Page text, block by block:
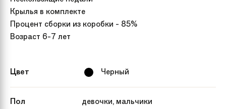
Крылья в комплекте
Процент сборки из коробки - 85%
Возраст 6-7 лет
Цвет Черный
Пол девочки, мальчики